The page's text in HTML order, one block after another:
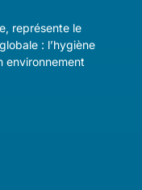
représente le
: l’hygiène
environnement